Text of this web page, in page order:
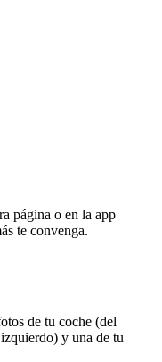
página o en la app
te convenga.
de tu coche (del
y una de tu